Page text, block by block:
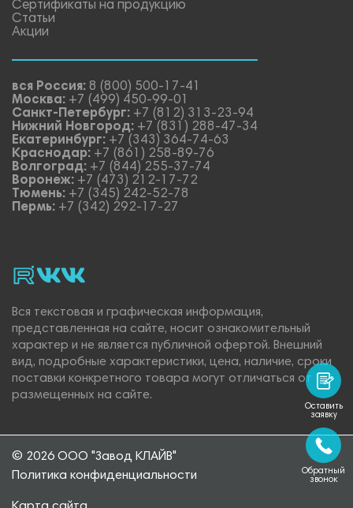
Сертификаты на продукцию
Статьи
Акции
вся Россия: 8 (800) 500-17-41
Москва: +7 (499) 450-99-01
Санкт-Петербург: +7 (812) 313-23-94
Нижний Новгород: +7 (831) 288-47-34
Екатеринбург: +7 (343) 364-74-63
Краснодар: +7 (861) 258-89-76
Волгоград: +7 (844) 255-37-74
Воронеж: +7 (473) 212-17-72
Тюмень: +7 (345) 242-52-78
Пермь: +7 (342) 292-17-27
rutubevk_video.
Vk.
Вся текстовая и графическая информация,
представленная на сайте, носит ознакомительный
характер и не является публичной офертой. Внешний
вид, подробные характеристики, цена, наличие, сроки
поставки конкретного товара могут отличаться от
размещенных на сайте.
© 2026 ООО "Завод КЛАЙВ"
Политика конфиденциальности
Оставить
заявку
Обратный
звонок